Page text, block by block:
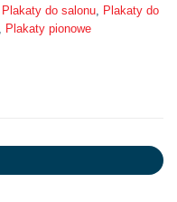
Plakaty do salonu
Plakaty do
Plakaty pionowe